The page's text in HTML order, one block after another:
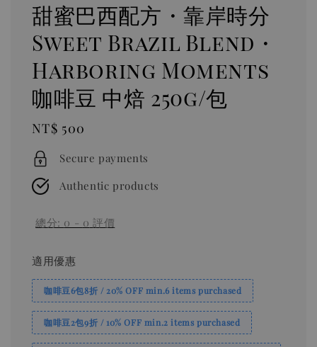
甜蜜巴西配方・靠岸時分
Sweet Brazil Blend・
Harboring Moments
咖啡豆 中焙 250g/包
Regular
price
NT$ 500
Secure payments
Authentic products
總分: 0 - 0 評價
適用優惠
咖啡豆6包8折 / 20% OFF min.6 items purchased
咖啡豆2包9折 / 10% OFF min.2 items purchased